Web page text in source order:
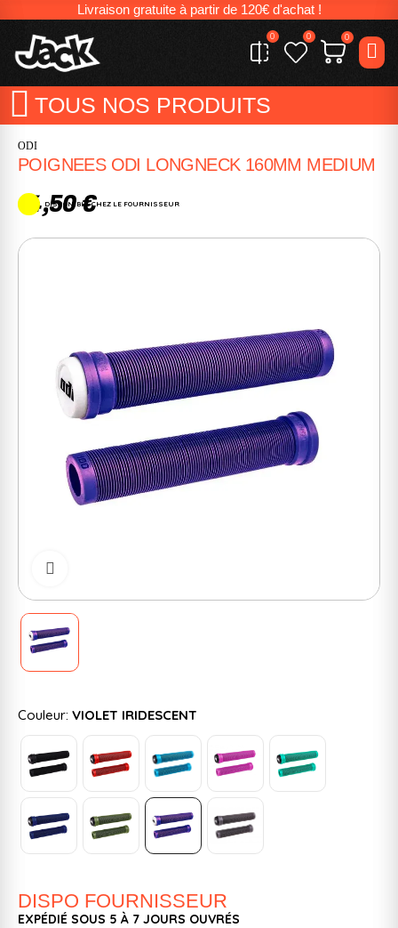
Livraison gratuite à partir de 120€ d'achat !
0 0 0
TOUS NOS PRODUITS
ODI
POIGNEES ODI LONGNECK 160MM MEDIUM
14,50 €
DISPONIBLE CHEZ LE FOURNISSEUR
Couleur: VIOLET IRIDESCENT
DISPO FOURNISSEUR
EXPÉDIÉ SOUS 5 À 7 JOURS OUVRÉS